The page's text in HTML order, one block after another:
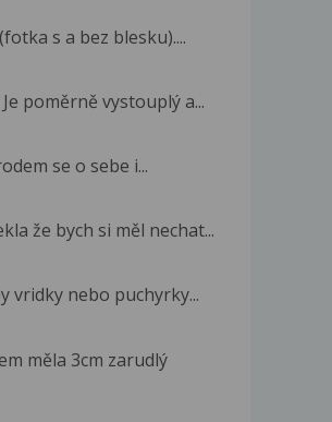
s a bez blesku)....
poměrně vystouplý a...
se o sebe i...
že bych si měl nechat...
vridky nebo puchyrky...
měla 3cm zarudlý